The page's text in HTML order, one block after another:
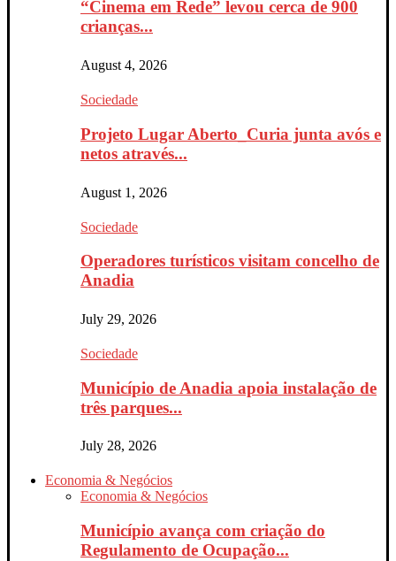
“Cinema em Rede” levou cerca de 900
crianças...
August 4, 2026
Sociedade
Projeto Lugar Aberto_Curia junta avós e
netos através...
August 1, 2026
Sociedade
Operadores turísticos visitam concelho de
Anadia
July 29, 2026
Sociedade
Município de Anadia apoia instalação de
três parques...
July 28, 2026
Economia & Negócios
Economia & Negócios
Município avança com criação do
Regulamento de Ocupação...